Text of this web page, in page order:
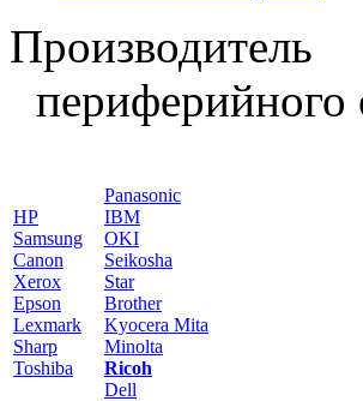
Производитель
периферийного
HP
Samsung
Canon
Xerox
Epson
Lexmark
Sharp
Toshiba
Panasonic
IBM
OKI
Seikosha
Star
Brother
Kyocera Mita
Minolta
Ricoh
Dell